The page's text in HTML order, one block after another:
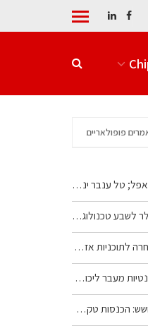
פופולאריים
הכנסות טקסס…